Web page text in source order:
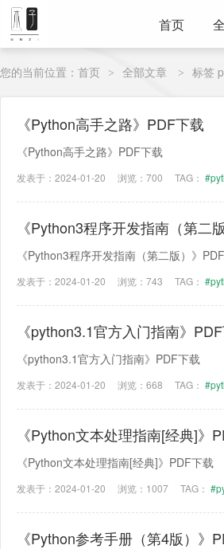
首页
您的当前位置： 首页 > 全部文章 > 标签
《Python高手之路》PDF下载
《Python高手之路》PDF下载
发表于：2024-01-20 浏览：700 TAG：
《Python3程序开发指南（第二
《Python3程序开发指南（第二版）》
发表于：2024-01-20 浏览：743 TAG：
《python3.1官方入门指南》
《python3.1官方入门指南》PDF下载
发表于：2024-01-20 浏览：668 TAG：
《Python文本处理指南[经典]》
《Python文本处理指南[经典]》PDF下载
发表于：2024-01-20 浏览：1007 TAG：
《Python参考手册（第4版）》